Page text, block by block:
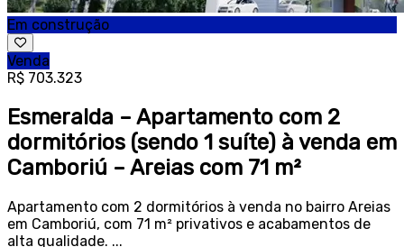
Em construção
Venda
R$ 703.323
Esmeralda – Apartamento com 2
dormitórios (sendo 1 suíte) à venda em
Camboriú – Areias com 71 m²
Apartamento com 2 dormitórios à venda no bairro Areias
em Camboriú, com 71 m² privativos e acabamentos de
alta qualidade. ...